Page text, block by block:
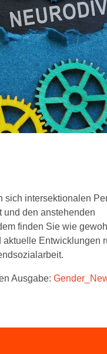
sich intersektionalen
den anstehenden
finden Sie wie
Entwicklungen
Ausgabe: